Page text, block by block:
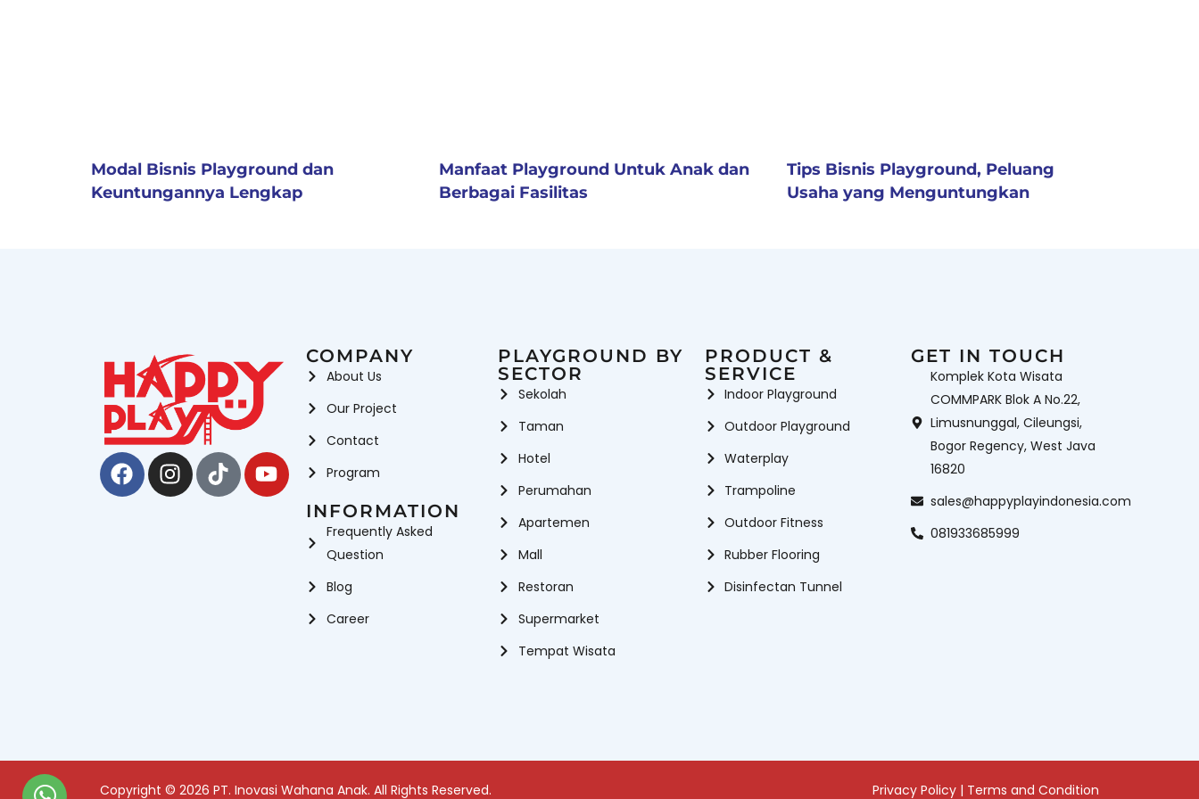
Modal Bisnis Playground dan
Keuntungannya Lengkap
Manfaat Playground Untuk Anak dan
Berbagai Fasilitas
Tips Bisnis Playground, Peluang
Usaha yang Menguntungkan
Facebook
Instagram
TiktokYoutube
COMPANY
About Us
Our Project
Contact
Program
INFORMATION
Frequently Asked
Question
Blog
Career
PLAYGROUND BY
SECTOR
Sekolah
Taman
Hotel
Perumahan
Apartemen
Mall
Restoran
Supermarket
Tempat Wisata
PRODUCT &
SERVICE
Indoor Playground
Outdoor Playground
Waterplay
Trampoline
Outdoor Fitness
Rubber Flooring
Disinfectan Tunnel
GET IN TOUCH
Komplek Kota Wisata
COMMPARK Blok A No.22,
Limusnunggal, Cileungsi,
Bogor Regency, West Java
16820
sales@happyplayindonesia.com
081933685999
Copyright © 2026 PT. Inovasi Wahana Anak. All Rights Reserved. Privacy Policy | Terms and Condition